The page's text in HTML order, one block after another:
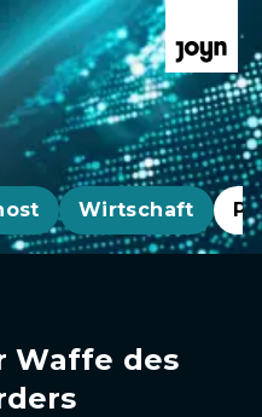
Wirtschaft
Waffe des